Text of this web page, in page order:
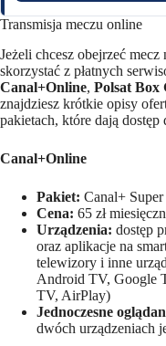
Transmisja meczu online
Jeżeli chcesz obejrzeć
skorzystać z płatnych
Canal+Online, Polsat Box
znajdziesz krótkie opisy
pakietach, które dają
Canal+Online
Pakiet: Canal+
Cena: 65 zł
Urządzenia: dostęp
oraz aplikacje na
telewizory i inne
Android TV, Google
TV, AirPlay)
Jednoczesne
dwóch urządzeniach